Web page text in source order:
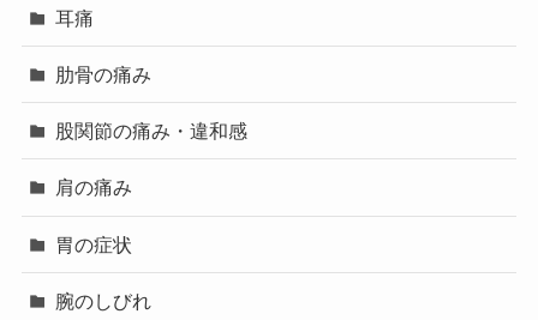
耳痛
肋骨の痛み
股関節の痛み・違和感
肩の痛み
胃の症状
腕のしびれ